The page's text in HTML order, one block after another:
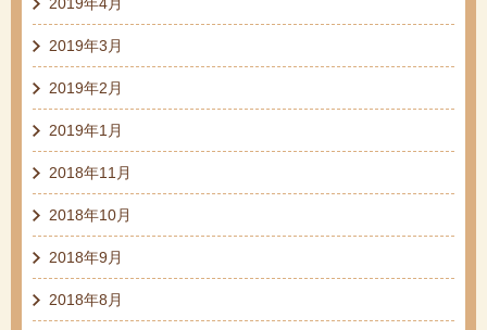
2019年3月
2019年2月
2019年1月
2018年11月
2018年10月
2018年9月
2018年8月